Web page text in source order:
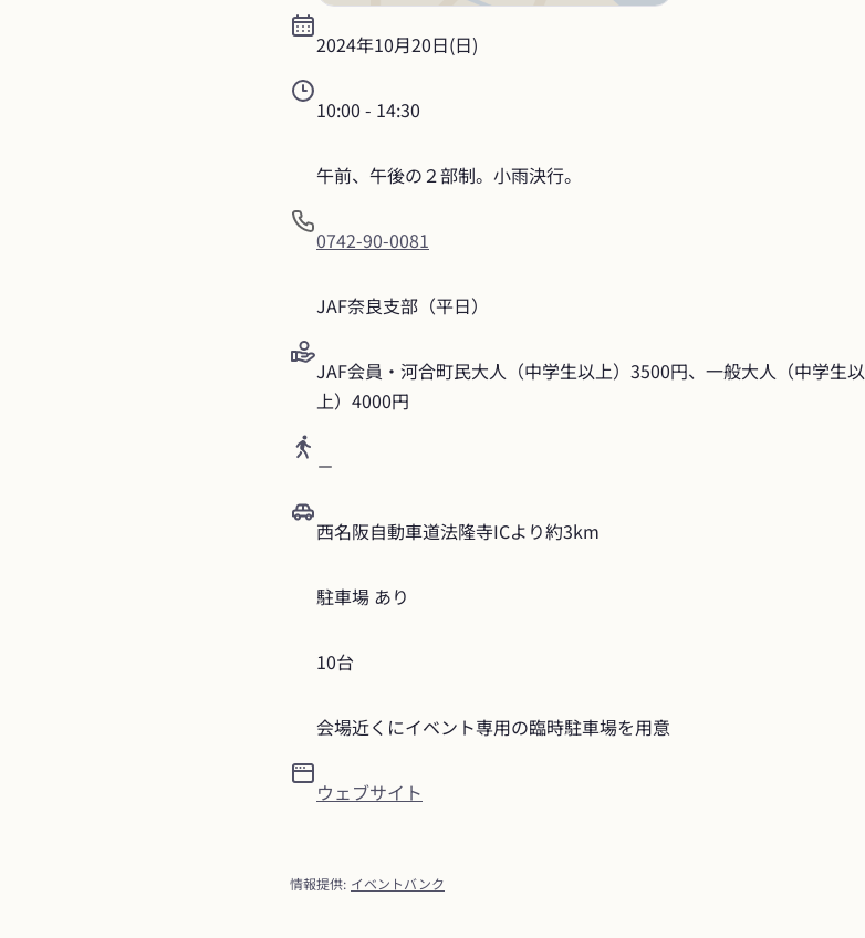
2024年10月20日(日)
10:00 - 14:30
午前、午後の２部制。小雨決行。
0742-90-0081
JAF奈良支部（平日）
JAF会員・河合町民大人（中学生以上）3500円、一般大人（中学生以
上）4000円
－
西名阪自動車道法隆寺ICより約3km
駐車場 あり
10台
会場近くにイベント専用の臨時駐車場を用意
ウェブサイト
情報提供: イベントバンク